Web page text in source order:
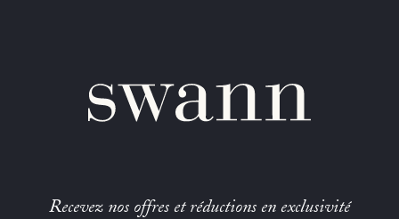
Recevez nos offres et réductions en exclusivité